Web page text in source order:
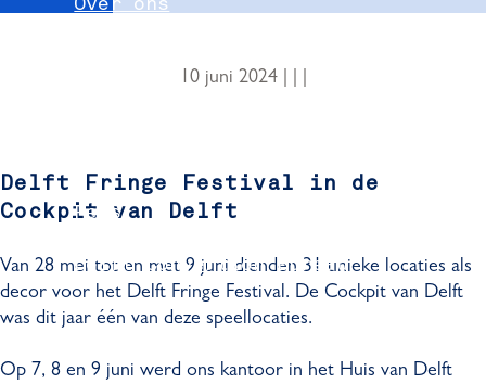
Pers
Delft Convention Bureau
10 juni 2024
Delft Fringe Festival in de
Cockpit van Delft
Van 28 mei tot en met 9 juni dienden 31 unieke locaties als
decor voor het Delft Fringe Festival. De Cockpit van Delft
was dit jaar één van deze speellocaties.
Op 7, 8 en 9 juni werd ons kantoor in het Huis van Delft